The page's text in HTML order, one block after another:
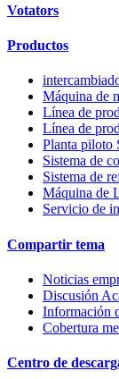
Votators
Productos
Máquina de
Línea de
Línea de
Planta piloto
Sistema de
Sistema de
Máquina de
Servicio de
Compartir tema
Noticias
Discusión
Información
Cobertura
Centro de